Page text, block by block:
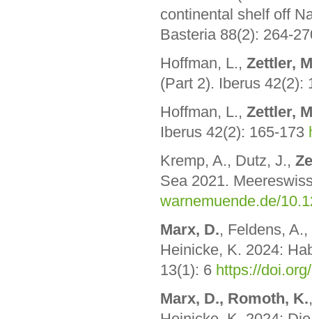
continental shelf off
Basteria 88(2): 264-
Hoffman, L., Zettler,
(Part 2). Iberus 42(2):
Hoffman, L., Zettler,
Iberus 42(2): 165-173
Kremp, A., Dutz, J.,
Sea 2021.
warnemuende.de/
Marx, D., Feldens,
Heinicke, K. 2024:
13(1): 6 https://
Marx, D., Romoth, K.